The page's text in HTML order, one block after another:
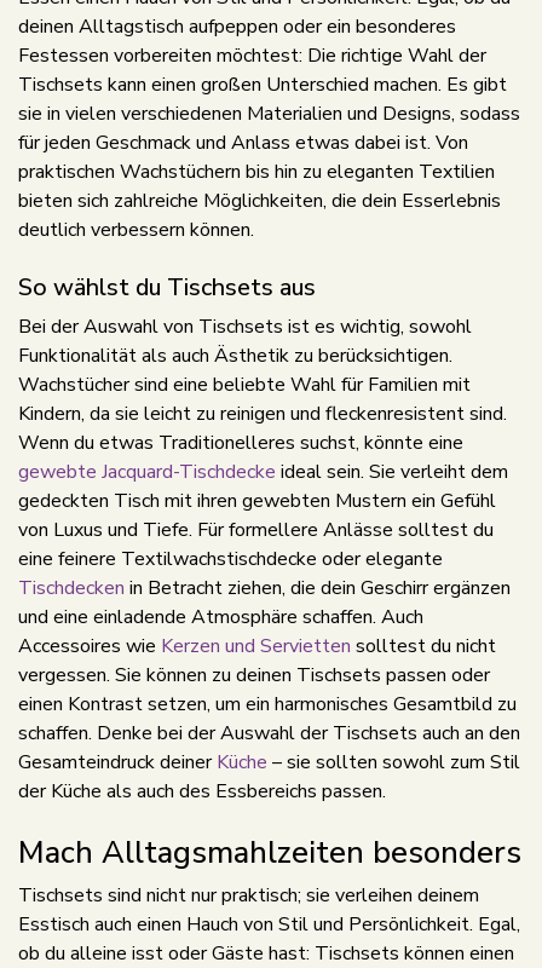
deinen Alltagstisch aufpeppen oder ein besonderes
Festessen vorbereiten möchtest: Die richtige Wahl der
Tischsets kann einen großen Unterschied machen. Es gibt
sie in vielen verschiedenen Materialien und Designs, sodass
für jeden Geschmack und Anlass etwas dabei ist. Von
praktischen Wachstüchern bis hin zu eleganten Textilien
bieten sich zahlreiche Möglichkeiten, die dein Esserlebnis
deutlich verbessern können.
So wählst du Tischsets aus
Bei der Auswahl von Tischsets ist es wichtig, sowohl
Funktionalität als auch Ästhetik zu berücksichtigen.
Wachstücher sind eine beliebte Wahl für Familien mit
Kindern, da sie leicht zu reinigen und fleckenresistent sind.
Wenn du etwas Traditionelleres suchst, könnte eine
gewebte Jacquard-Tischdecke ideal sein. Sie verleiht dem
gedeckten Tisch mit ihren gewebten Mustern ein Gefühl
von Luxus und Tiefe. Für formellere Anlässe solltest du
eine feinere Textilwachstischdecke oder elegante
Tischdecken in Betracht ziehen, die dein Geschirr ergänzen
und eine einladende Atmosphäre schaffen. Auch
Accessoires wie Kerzen und Servietten solltest du nicht
vergessen. Sie können zu deinen Tischsets passen oder
einen Kontrast setzen, um ein harmonisches Gesamtbild zu
schaffen. Denke bei der Auswahl der Tischsets auch an den
Gesamteindruck deinerKüche – sie sollten sowohl zum Stil
der Küche als auch des Essbereichs passen.
Mach Alltagsmahlzeiten besonders
Tischsets sind nicht nur praktisch; sie verleihen deinem
Esstisch auch einen Hauch von Stil und Persönlichkeit. Egal,
ob du alleine isst oder Gäste hast: Tischsets können einen